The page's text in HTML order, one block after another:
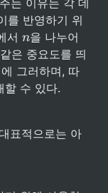
를 반영하기 위
서 n
n을 나누어
은 중요도를 띄
그러하며, 따
할 수 있다.
표적으로는 아